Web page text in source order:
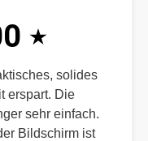
solides
erspart. Die
sehr einfach.
Bildschirm ist